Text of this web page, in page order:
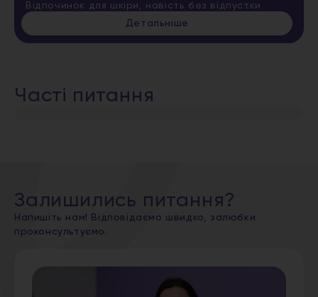
Відпочинок для шкіри, навість без відпустки
Детальніше
Часті питання
Залишились питання?
Напишіть нам! Відповідаємо швидко, залюбки
проконсультуємо.